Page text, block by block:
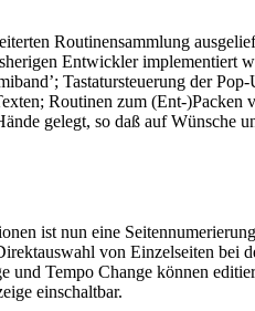
Routinensammlung
Entwickler implementiert
Tastatursteuerung der
Routinen zum (Ent-
gelegt, so daß auf Wünsche
ist nun eine
von Einzelseiten bei
Tempo Change können
einschaltbar.